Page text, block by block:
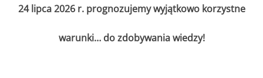
24 lipca 2026 r. prognozujemy wyjątkowo korzystne
warunki… do zdobywania wiedzy!